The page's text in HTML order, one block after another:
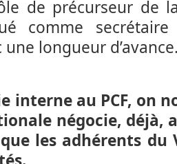
de précurseur de
comme
longueur
interne au PCF, on
négocie, déjà,
les adhérents du